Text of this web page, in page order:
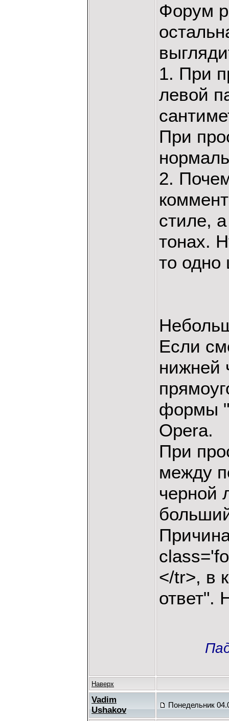
Форум
1. При
левой
При
2.
стиле,
тонах.
то одно
Если
нижней
формы
Opera.
При
между
черной
</tr>, в
ответ".
Наверх
Vadim
Ushakov
Понедельник